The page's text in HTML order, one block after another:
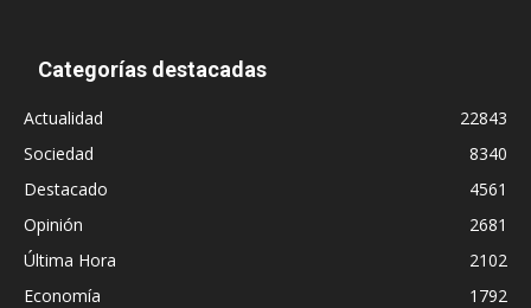
Categorías destacadas
Actualidad
22843
Sociedad
8340
Destacado
4561
Opinión
2681
Última Hora
2102
Economía
1792